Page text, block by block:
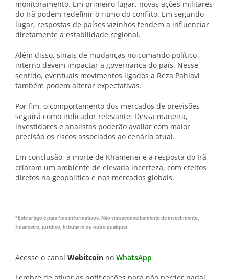
monitoramento. Em primeiro lugar, novas ações militares
do Irã podem redefinir o ritmo do conflito. Em segundo
lugar, respostas de países vizinhos tendem a influenciar
diretamente a estabilidade regional.
Além disso, sinais de mudanças no comando político
interno devem impactar a governança do país. Nesse
sentido, eventuais movimentos ligados a Reza Pahlavi
também podem alterar expectativas.
Por fim, o comportamento dos mercados de previsões
seguirá como indicador relevante. Dessa maneira,
investidores e analistas poderão avaliar com maior
precisão os riscos associados ao cenário atual.
Em conclusão, a morte de Khamenei e a resposta do Irã
criaram um ambiente de elevada incerteza, com efeitos
diretos na geopolítica e nos mercados globais.
*Este artigo é para fins informativos. Não visa aconselhamento de investimento,
financeiro, jurídico, tributário ou outro qualquer.
Acesse o canal Webitcoin no WhatsApp